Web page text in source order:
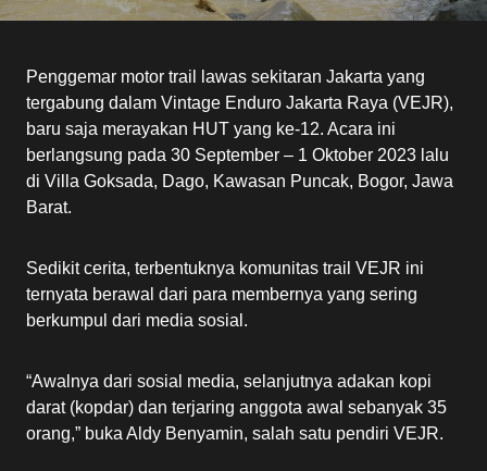
Penggemar motor trail lawas sekitaran Jakarta yang
tergabung dalam Vintage Enduro Jakarta Raya (VEJR),
baru saja merayakan HUT yang ke-12. Acara ini
berlangsung pada 30 September – 1 Oktober 2023 lalu
di Villa Goksada, Dago, Kawasan Puncak, Bogor, Jawa
Barat.
Sedikit cerita, terbentuknya komunitas trail VEJR ini
ternyata berawal dari para membernya yang sering
berkumpul dari media sosial.
“Awalnya dari sosial media, selanjutnya adakan kopi
darat (kopdar) dan terjaring anggota awal sebanyak 35
orang,” buka Aldy Benyamin, salah satu pendiri VEJR.